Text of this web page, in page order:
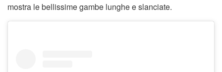
mostra le bellissime gambe lunghe e slanciate.